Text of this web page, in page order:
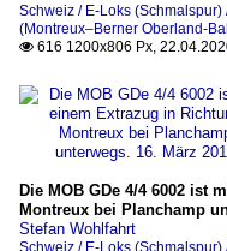
Schweiz / E-Loks (Schmalspur)
(Montreux–Berner Oberland-
 616 1200x806 Px,
Die MOB GDe 4/4 6002 ist
Montreux bei Planchamp
Stefan Wohlfahrt